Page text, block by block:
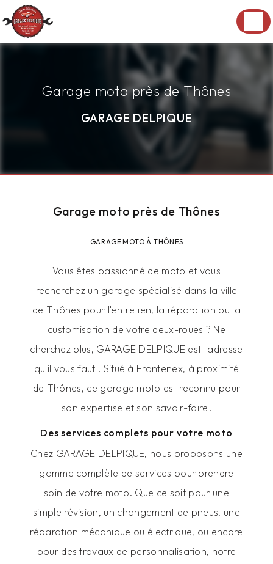
Garage moto près de Thônes
GARAGE DELPIQUE
Garage moto près de Thônes
GARAGE MOTO À THÔNES
Vous êtes passionné de moto et vous
recherchez un garage spécialisé dans la ville
de Thônes pour l'entretien, la réparation ou la
customisation de votre deux-roues ? Ne
cherchez plus, GARAGE DELPIQUE est l'adresse
qu'il vous faut ! Situé à Frontenex, à proximité
de Thônes, ce garage moto est reconnu pour
son expertise et son savoir-faire.
Des services complets pour votre moto
Chez GARAGE DELPIQUE, nous proposons une
gamme complète de services pour prendre
soin de votre moto. Que ce soit pour une
simple révision, un changement de pneus, une
réparation mécanique ou électrique, ou encore
pour des travaux de personnalisation, notre
Panneau de gestion des cookies